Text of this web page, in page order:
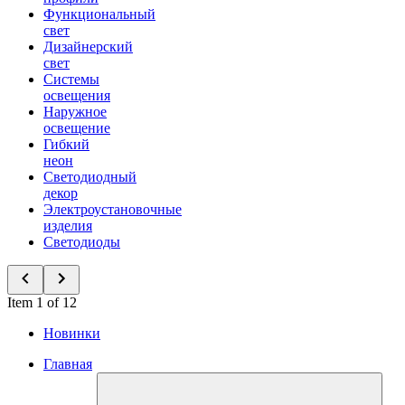
Функциональный
свет
Дизайнерский
свет
Системы
освещения
Наружное
освещение
Гибкий
неон
Светодиодный
декор
Электроустановочные
изделия
Светодиоды
Item 1 of 12
Новинки
Главная